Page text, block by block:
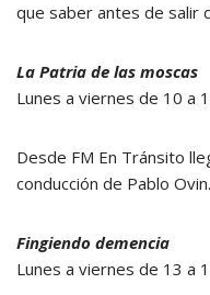
que saber antes de salir
La Patria de las moscas
Lunes a viernes de 10 a
Desde FM En Tránsito
conducción de Pablo Ovin.
Fingiendo demencia
Lunes a viernes de 13 a